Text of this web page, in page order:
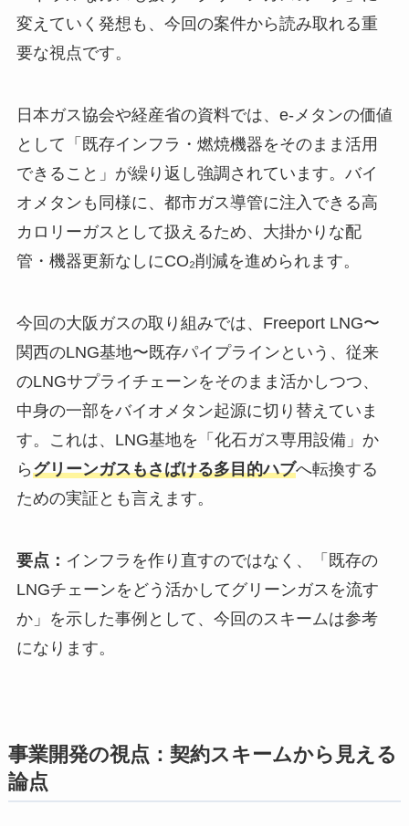
変えていく発想も、今回の案件から読み取れる重
要な視点です。
日本ガス協会や経産省の資料では、e-メタンの価値
として「既存インフラ・燃焼機器をそのまま活用
できること」が繰り返し強調されています。バイ
オメタンも同様に、都市ガス導管に注入できる高
カロリーガスとして扱えるため、大掛かりな配
管・機器更新なしにCO₂削減を進められます。
今回の大阪ガスの取り組みでは、Freeport LNG〜
関西のLNG基地〜既存パイプラインという、従来
のLNGサプライチェーンをそのまま活かしつつ、
中身の一部をバイオメタン起源に切り替えていま
す。これは、LNG基地を「化石ガス専用設備」か
らグリーンガスもさばける多目的ハブへ転換する
ための実証とも言えます。
要点： インフラを作り直すのではなく、「既存の
LNGチェーンをどう活かしてグリーンガスを流す
か」を示した事例として、今回のスキームは参考
になります。
事業開発の視点：契約スキームから見える
論点